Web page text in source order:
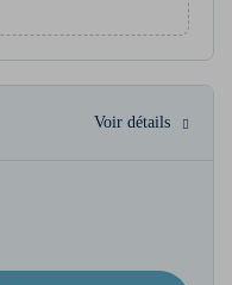
Voir détails